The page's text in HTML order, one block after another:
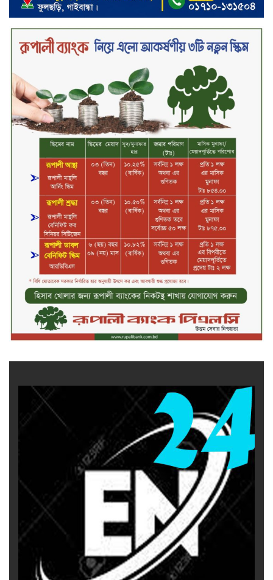
বিদায়ী সপ্তাহে দর বৃদ্ধির শীর্ষে ফারইস্ট
ফাইন্যান্স
বিদায়ী সপ্তাহে লেনদেনের শীর্ষে শার্প
ইন্ডাস্ট্রিজ
চুয়াডাঙ্গায় বিএআরআই’র কৃষি গবেষণা
কেন্দ্র, মেহেরপুর এর আঞ্চলিক রিভিউ
কর্মশালা/২০২৫-২৬ অনুষ্ঠিত
মুসলিম নিকাহ রেজিস্ট্রার কল্যাণ
পরিষদের সম্মেলন অনুষ্ঠিত